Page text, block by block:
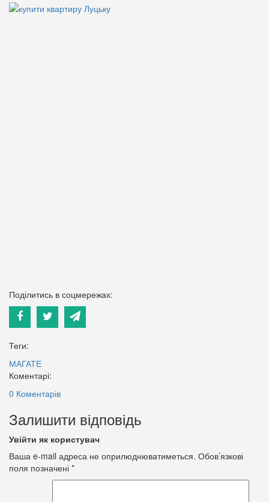
Поділитись в соцмережах:
Теги:
МАГАТЕ
Коментарі:
0 Коментарів
Залишити відповідь
Увійти як користувач
Ваша e-mail адреса не оприлюднюватиметься. Обов’язкові
поля позначені *